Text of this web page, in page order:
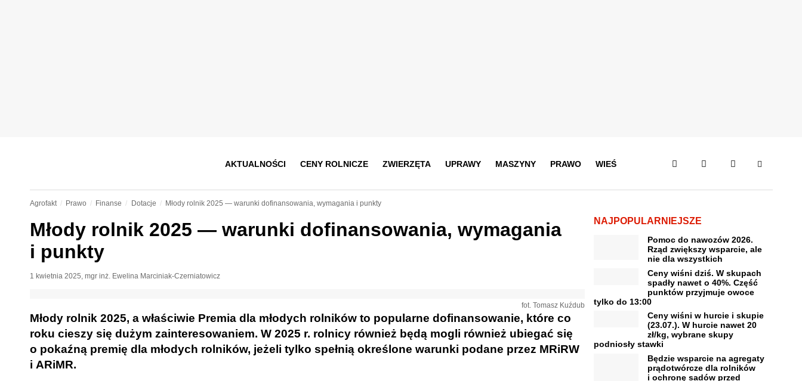
AKTUALNOŚCI CENY ROLNICZE ZWIERZĘTA UPRAWY MASZYNY PRAWO WIEŚ
Agrofakt Prawo Finanse Dotacje Młody rolnik 2025 — warunki dofinansowania, wymagania i punkty
Młody rolnik 2025 — warunki dofinansowania, wymagania
i punkty
1 kwietnia 2025, mgr inż. Ewelina Marciniak-Czerniatowicz
fot. Tomasz Kuźdub
Młody rolnik 2025, a właściwie Premia dla młodych rolników to popularne dofinansowanie, które co
roku cieszy się dużym zainteresowaniem. W 2025 r. rolnicy również będą mogli również ubiegać się
o pokaźną premię dla młodych rolników, jeżeli tylko spełnią określone warunki podane przez MRiRW
i ARiMR.
NAJPOPULARNIEJSZE
Pomoc do nawozów 2026.
Rząd zwiększy wsparcie, ale
nie dla wszystkich
Ceny wiśni dziś. W skupach
spadły nawet o 40%. Część
punktów przyjmuje owoce
tylko do 13:00
Ceny wiśni w hurcie i skupie
(23.07.). W hurcie nawet 20
zł/kg, wybrane skupy
podniosły stawki
Będzie wsparcie na agregaty
prądotwórcze dla rolników
i ochronę sadów przed